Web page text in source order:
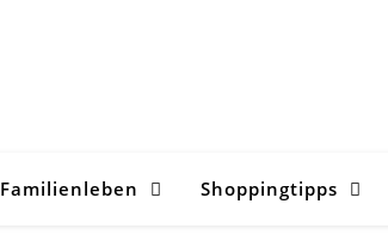
Familienleben Shoppingtipps